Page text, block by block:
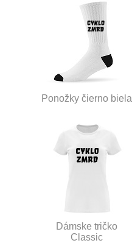
Ponožky čierno biela
Dámske tričko
Classic